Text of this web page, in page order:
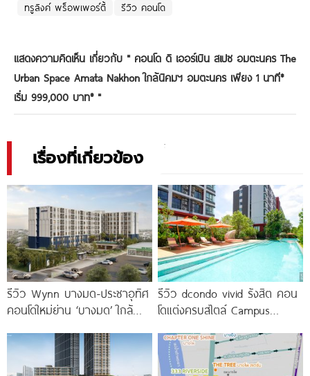
ทรูลิงค์ พร็อพเพอร์ตี้
รีวิว คอนโด
แสดงความคิดเห็น เกี่ยวกับ " คอนโด ดิ เออร์เบิน สเปซ อมตะนคร The
Urban Space Amata Nakhon ใกล้นิคมฯ อมตะนคร เพียง 1 นาที*
เริ่ม 999,000 บาท*"
เรื่องที่เกี่ยวข้อง
รีวิว Wynn บางมด-ประชาอุทิศ
คอนโดใหม่ย่าน ‘บางมด’ ใกล้
สายสีม่วง
รีวิว dcondo vivid รังสิต คอน
โดแต่งครบสไตล์ Campus
พร้อมรับ-ส่ง